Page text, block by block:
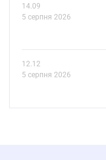
14.09
5 серпня 2026
12.12
5 серпня 2026